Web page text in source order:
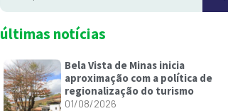
últimas notícias
Bela Vista de Minas inicia
aproximação com a política de
regionalização do turismo
01/08/2026